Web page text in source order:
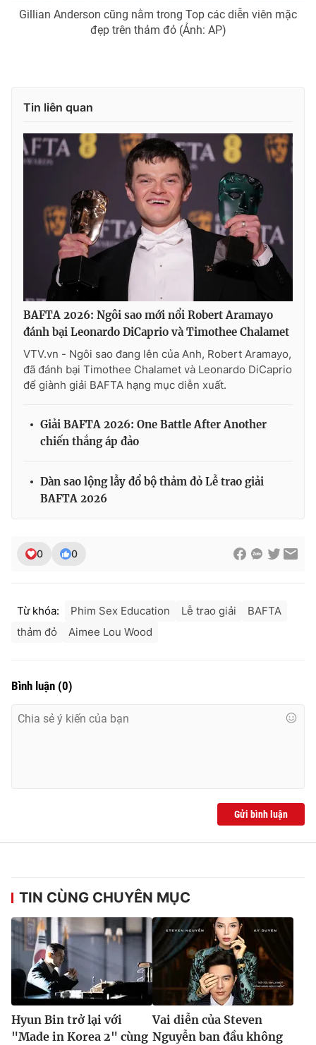
Gillian Anderson cũng nằm trong Top các diễn viên mặc
đẹp trên thảm đỏ (Ảnh: AP)
Tin liên quan
BAFTA 2026: Ngôi sao mới nổi Robert Aramayo
đánh bại Leonardo DiCaprio và Timothee Chalamet
VTV.vn - Ngôi sao đang lên của Anh, Robert Aramayo,
đã đánh bại Timothee Chalamet và Leonardo DiCaprio
để giành giải BAFTA hạng mục diễn xuất.
Giải BAFTA 2026: One Battle After Another
chiến thắng áp đảo
Dàn sao lộng lẫy đổ bộ thảm đỏ Lễ trao giải
BAFTA 2026
0 0
Từ khóa: Phim Sex Education Lễ trao giải
BAFTA
thảm đỏ
Aimee Lou Wood
Bình luận (0)
Gửi bình luận
TIN CÙNG CHUYÊN MỤC
Hyun Bin trở lại với
"Made in Korea 2" cùng
Vai diễn của Steven
Nguyễn ban đầu không